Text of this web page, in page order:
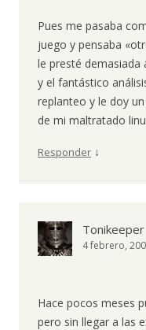
Pues me pasaba
juego y pensaba
le presté demasiada
y el fantástico
replanteo y le doy
de mi maltratado
Responder ↓
Tonikeeper
4 febrero,
Hace pocos meses
pero sin llegar a las